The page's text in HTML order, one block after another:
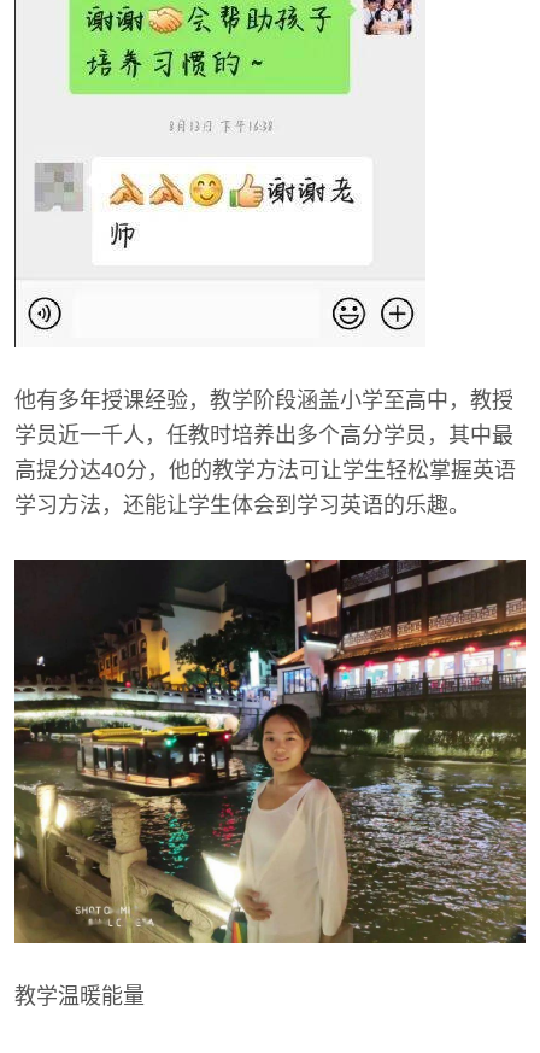
他有多年授课经验，教学阶段涵盖小学至高中，教授
学员近一千人，任教时培养出多个高分学员，其中最
高提分达40分，他的教学方法可让学生轻松掌握英语
学习方法，还能让学生体会到学习英语的乐趣。
教学温暖能量